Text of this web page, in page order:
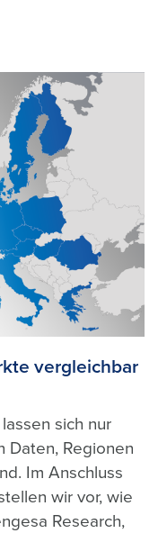
vergleichbar
sich nur
Daten, Regionen
Im Anschluss
wir vor, wie
Research,